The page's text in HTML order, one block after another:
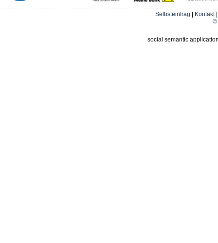
Selbsteintrag Kontakt
©
social semantic